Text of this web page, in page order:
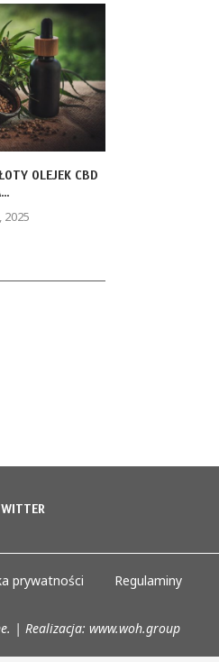
OLEJEK CBD
2025
prywatności Regulaminy
| Realizacja: www.woh.group